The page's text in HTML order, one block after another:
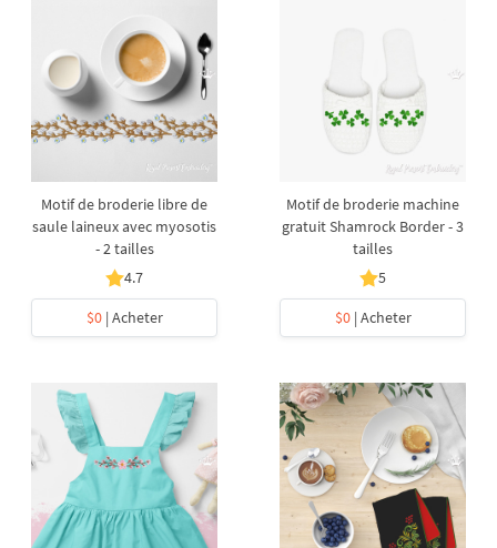
Motif de broderie libre de
saule laineux avec myosotis
- 2 tailles
4.7
$0| Acheter
Motif de broderie machine
gratuit Shamrock Border - 3
tailles
5
$0| Acheter